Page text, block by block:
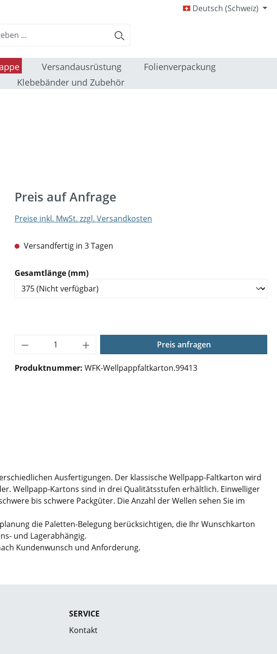
Deutsch (Schweiz)
Versandausrüstung
Folienverpackung
Klebebänder und Zubehör
Preis auf Anfrage
Preise inkl. MwSt. zzgl. Versandkosten
Versandfertig in 3 Tagen
Gesamtlänge (mm)auswählen
Produkt Anzahl: Gib den gewünschten Wert
Preis anfragen
Produktnummer: WFK-Wellpappfaltkarton.99413
Ausfertigungen. Der klassische Wellpapp-Faltkarton wird
Wellpapp-Kartons sind in drei Qualitätsstufen erhältlich. Einwelliger
bis schwere Packgüter. Die Anzahl der Wellen sehen Sie im
die Paletten-Belegung berücksichtigen, die Ihr Wunschkarton
und Lagerabhängig.
Kundenwunsch und Anforderung.
SERVICE
Kontakt